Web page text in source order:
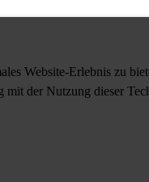
Website-Erlebnis zu
der Nutzung dieser